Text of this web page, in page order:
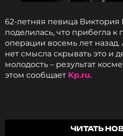
62-летняя певица Виктория
поделилась, что прибегла к
операции восемь лет назад.
нет смысла скрывать это и
молодость – результат
этом сообщает Kp.ru.
Я никогда никого не
ЧИТАТЬ